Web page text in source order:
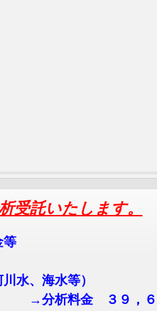
受託いたします。
等
川水、海水等）
３９，６００